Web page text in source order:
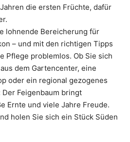
die ersten Früchte, dafür
lohnende Bereicherung für
– und mit den richtigen Tipps
Pflege problemlos. Ob Sie sich
dem Gartencenter, eine
oder ein regional gezogenes
Feigenbaum bringt
Ernte und viele Jahre Freude.
holen Sie sich ein Stück Süden